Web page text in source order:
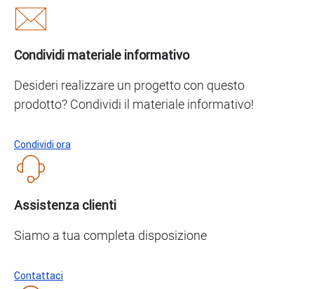
Condividi materiale informativo
Desideri realizzare un progetto con questo
prodotto? Condividi il materiale informativo!
Condividi ora
Assistenza clienti
Siamo a tua completa disposizione
Contattaci